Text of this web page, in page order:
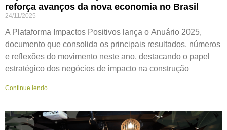
reforça avanços da nova economia no Brasil
24/11/2025
A Plataforma Impactos Positivos lança o Anuário 2025,
documento que consolida os principais resultados, números
e reflexões do movimento neste ano, destacando o papel
estratégico dos negócios de impacto na construção
Continue lendo